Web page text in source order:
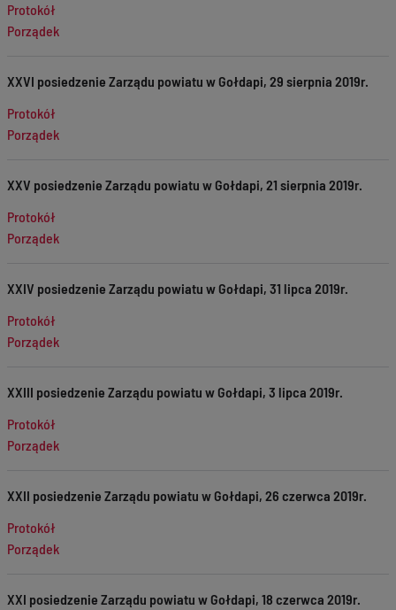
Protokół
Porządek
XXVI posiedzenie Zarządu powiatu w Gołdapi, 29 sierpnia 2019r.
Protokół
Porządek
XXV posiedzenie Zarządu powiatu w Gołdapi, 21 sierpnia 2019r.
Protokół
Porządek
XXIV posiedzenie Zarządu powiatu w Gołdapi, 31 lipca 2019r.
Protokół
Porządek
XXIII posiedzenie Zarządu powiatu w Gołdapi, 3 lipca 2019r.
Protokół
Porządek
XXII posiedzenie Zarządu powiatu w Gołdapi, 26 czerwca 2019r.
Protokół
Porządek
XXI posiedzenie Zarządu powiatu w Gołdapi, 18 czerwca 2019r.